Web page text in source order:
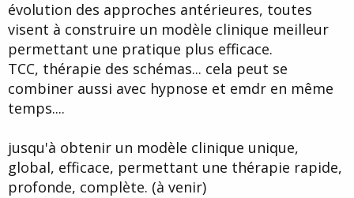
évolution des approches antérieures, toutes
visent à construire un modèle clinique meilleur
permettant une pratique plus efficace.
TCC, thérapie des schémas... cela peut se
combiner aussi avec hypnose et emdr en même
temps....
jusqu'à obtenir un modèle clinique unique,
global, efficace, permettant une thérapie rapide,
profonde, complète. (à venir)